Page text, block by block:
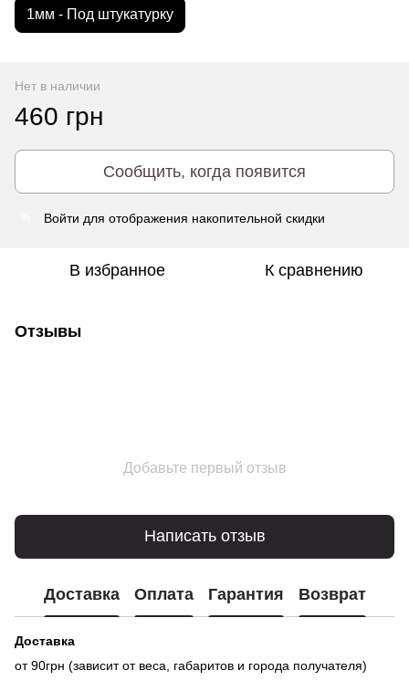
1мм - Под штукатурку
Нет в наличии
460 грн
Сообщить, когда появится
Войти для отображения накопительной скидки
В избранное К сравнению
Отзывы
Добавьте первый отзыв
Написать отзыв
Доставка Оплата Гарантия Возврат
Доставка
от 90грн (зависит от веса, габаритов и города получателя)